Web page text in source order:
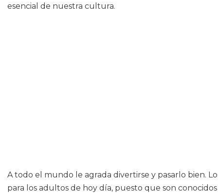
esencial de nuestra cultura.
A todo el mundo le agrada divertirse y pasarlo bien.
para los adultos de hoy día, puesto que son